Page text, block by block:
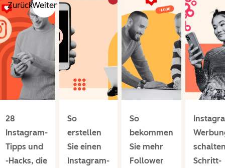
ZurückWeiter
28
Instagram-
Tipps und
-Hacks, die
So
erstellen
Sie einen
Instagram-
So
bekommen
Sie mehr
Follower
Schritt-